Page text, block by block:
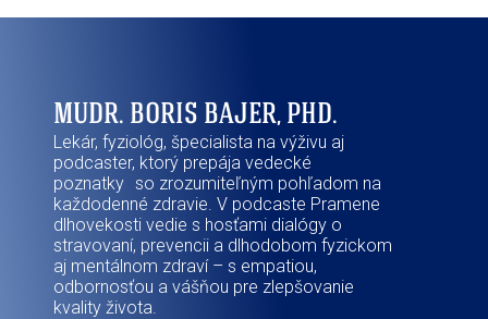
MUDR. BORIS BAJER, PHD.
Lekár, fyziológ, špecialista na výživu aj
podcaster, ktorý prepája vedecké
poznatky so zrozumiteľným pohľadom na
každodenné zdravie. V podcaste Pramene
dlhovekosti vedie s hosťami dialógy o
stravovaní, prevencii a dlhodobom fyzickom
aj mentálnom zdraví – s empatiou,
odbornosťou a vášňou pre zlepšovanie
kvality života.